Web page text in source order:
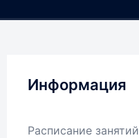
Информация
Расписание занятий